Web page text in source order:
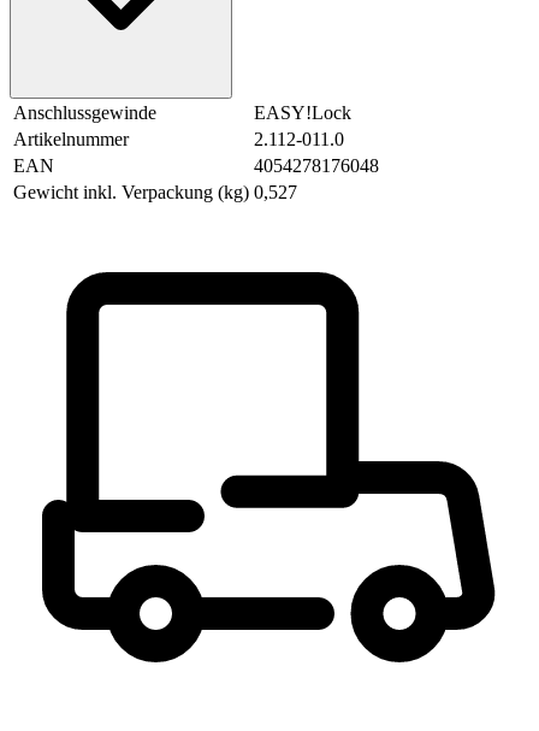
Anschlussgewinde
EASY!Lock
Artikelnummer
2.112-011.0
EAN
4054278176048
Gewicht inkl. Verpackung (kg) 0,527